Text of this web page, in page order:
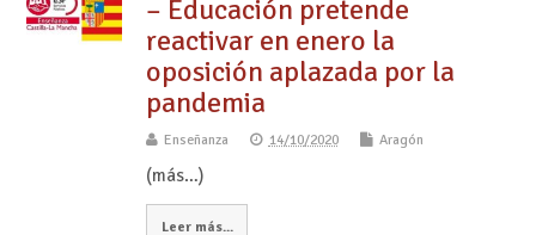
– Educación pretende
reactivar en enero la
oposición aplazada por la
pandemia
Enseñanza 14/10/2020 Aragón
(más…)
Leer más...